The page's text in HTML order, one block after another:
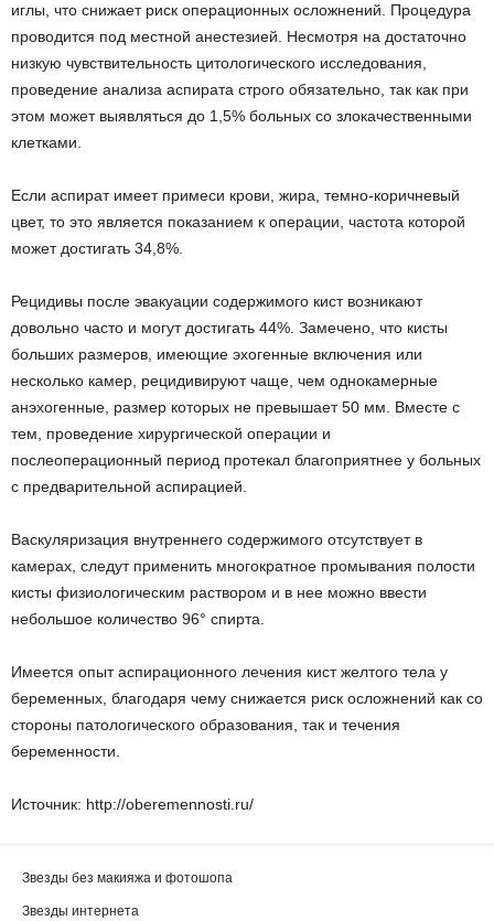
иглы, что снижает риск операционных осложнений. Процедура
проводится под местной анестезией. Несмотря на достаточно
низкую чувствительность цитологического исследования,
проведение анализа аспирата строго обязательно, так как при
этом может выявляться до 1,5% больных со злокачественными
клетками.
Если аспират имеет примеси крови, жира, темно-коричневый
цвет, то это является показанием к операции, частота которой
может достигать 34,8%.
Рецидивы после эвакуации содержимого кист возникают
довольно часто и могут достигать 44%. Замечено, что кисты
больших размеров, имеющие эхогенные включения или
несколько камер, рецидивируют чаще, чем однокамерные
анэхогенные, размер которых не превышает 50 мм. Вместе с
тем, проведение хирургической операции и
послеоперационный период протекал благоприятнее у больных
с предварительной аспирацией.
Васкуляризация внутреннего содержимого отсутствует в
камерах, следут применить многократное промывания полости
кисты физиологическим раствором и в нее можно ввести
небольшое количество 96° спирта.
Имеется опыт аспирационного лечения кист желтого тела у
беременных, благодаря чему снижается риск осложнений как со
стороны патологического образования, так и течения
беременности.
Источник: http://oberemennosti.ru/
Звезды без макияжа и фотошопа
Звезды интернета